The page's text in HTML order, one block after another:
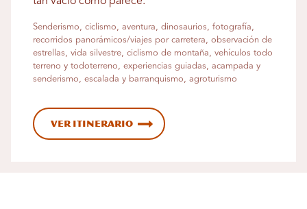
Senderismo, ciclismo, aventura, dinosaurios, fotografía,
recorridos panorámicos/viajes por carretera, observación de
estrellas, vida silvestre, ciclismo de montaña, vehículos todo
terreno y todoterreno, experiencias guiadas, acampada y
senderismo, escalada y barranquismo, agroturismo
Ver itinerario